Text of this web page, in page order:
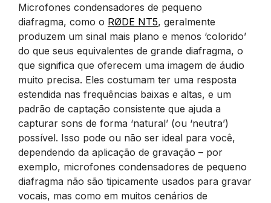
Microfones condensadores de pequeno
diafragma, como o RØDE NT5, geralmente
produzem um sinal mais plano e menos ‘colorido’
do que seus equivalentes de grande diafragma, o
que significa que oferecem uma imagem de áudio
muito precisa. Eles costumam ter uma resposta
estendida nas frequências baixas e altas, e um
padrão de captação consistente que ajuda a
capturar sons de forma ‘natural’ (ou ‘neutra’)
possível. Isso pode ou não ser ideal para você,
dependendo da aplicação de gravação – por
exemplo, microfones condensadores de pequeno
diafragma não são tipicamente usados para gravar
vocais, mas como em muitos cenários de